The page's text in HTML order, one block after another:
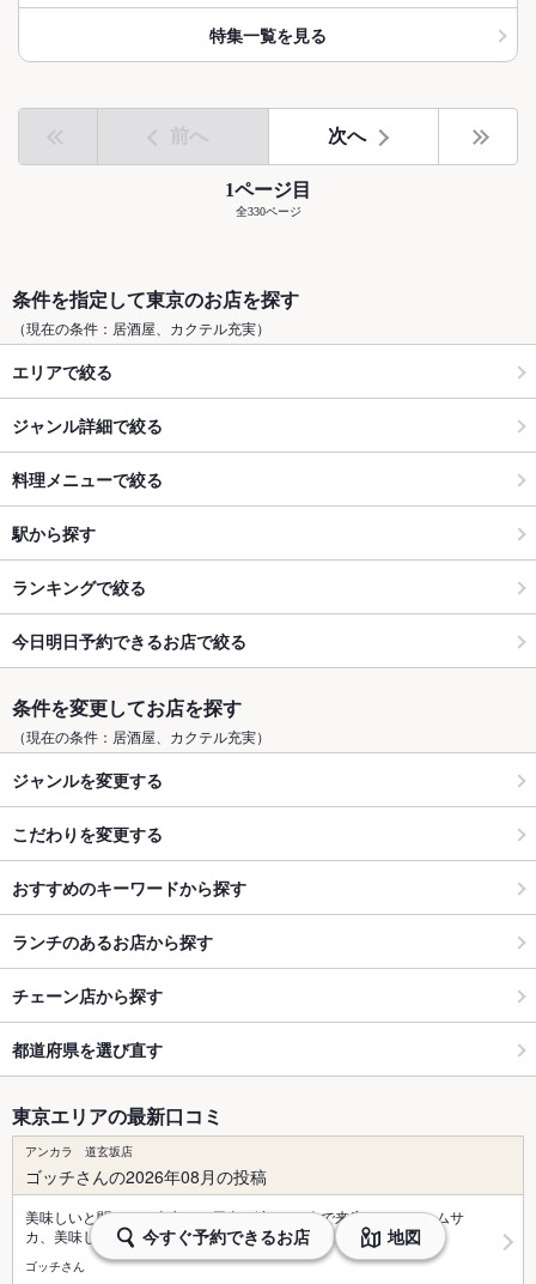
特集一覧を見る
前へ 次へ
1ページ目
全330ページ
条件を指定して東京のお店を探す
（現在の条件：居酒屋、カクテル充実）
エリアで絞る
ジャンル詳細で絞る
料理メニューで絞る
駅から探す
ランキングで絞る
今日明日予約できるお店で絞る
条件を変更してお店を探す
（現在の条件：居酒屋、カクテル充実）
ジャンルを変更する
こだわりを変更する
おすすめのキーワードから探す
ランチのあるお店から探す
チェーン店から探す
都道府県を選び直す
東京エリアの最新口コミ
アンカラ 道玄坂店
ゴッチさんの2026年08月の投稿
美味しいと聞いて、東京での用事を済ませ1人で来店しました。ムサ
カ、美味しかった！ジャジュッ…
ゴッチさん
今すぐ予約できるお店 地図